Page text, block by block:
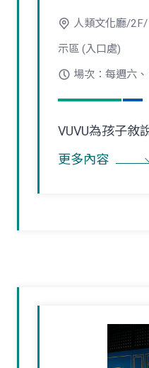
人類文化廳/
示區 (入口處)
場次：每週六
VUVU為孩子敘
更多內容